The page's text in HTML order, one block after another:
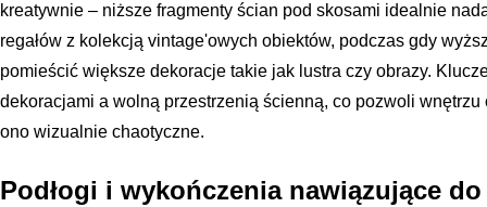
kreatywnie – niższe fragmenty ścian pod skosami idealnie
regałów z kolekcją vintage'owych obiektów, podczas gdy
pomieścić większe dekoracje takie jak lustra czy obrazy.
dekoracjami a wolną przestrzenią ścienną, co pozwoli
ono wizualnie chaotyczne.
Podłogi i wykończenia nawiązujące